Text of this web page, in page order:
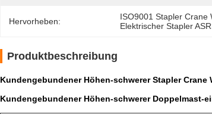
Hervorheben: ISO9001 Stapler Crane
Elektrischer Stapler
Produktbeschreibung
Kundengebundener Höhen-schwerer Stapler Crane
Kundengebundener Höhen-schwerer Doppelmast-